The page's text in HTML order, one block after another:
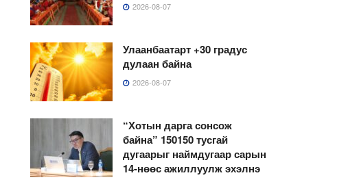
2026-08-07
Улаанбаатарт +30 градус
дулаан байна
2026-08-07
“Хотын дарга сонсож
байна” 150150 тусгай
дугаарыг наймдугаар сарын
14-нөөс ажиллуулж эхэлнэ